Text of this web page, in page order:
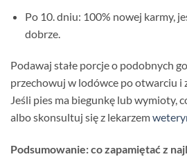
Po 10. dniu: 100% nowej karmy,
dobrze.
Podawaj stałe porcje o podobnych
przechowuj w lodówce po otwarciu i
Jeśli pies ma biegunkę lub wymioty,
albo skonsultuj się z lekarzem
Podsumowanie: co zapamiętać z